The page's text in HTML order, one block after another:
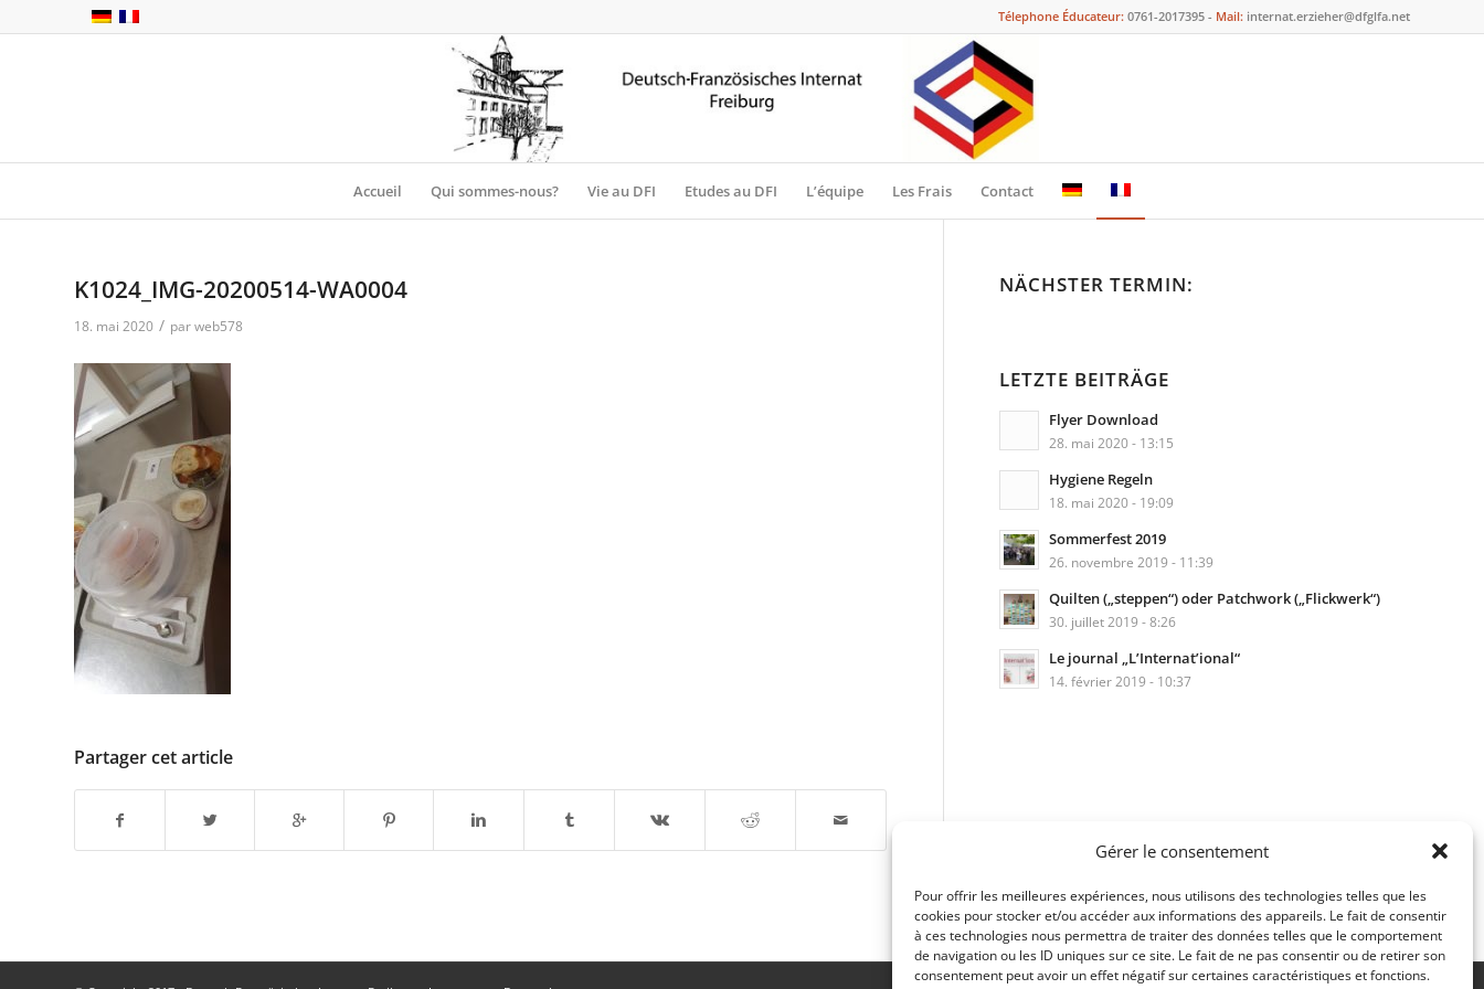
Gérer le consentement
Pour offrir les meilleures expériences, nous utilisons des technologies telles que les
cookies pour stocker et/ou accéder aux informations des appareils. Le fait de consentir
à ces technologies nous permettra de traiter des données telles que le comportement
de navigation ou les ID uniques sur ce site. Le fait de ne pas consentir ou de retirer son
consentement peut avoir un effet négatif sur certaines caractéristiques et fonctions.
Télephone Éducateur: 0761-2017395 - Mail: internat.erzieher@dfglfa.net
Accueil Qui sommes-nous? Vie au DFI Etudes au DFI L’équipe Les Frais Contact
K1024_IMG-20200514-WA0004
18. mai 2020 / parweb578
Partager cet article
NÄCHSTER TERMIN:
LETZTE BEITRÄGE
Flyer Download
28. mai 2020 - 13:15
Hygiene Regeln
18. mai 2020 - 19:09
Sommerfest 2019
26. novembre 2019 - 11:39
Quilten („steppen“) oder Patchwork („Flickwerk“)
30. juillet 2019 - 8:26
Le journal „L’Internat’ional“
14. février 2019 - 10:37